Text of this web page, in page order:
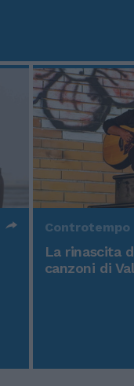
Controtempo
La rinascita
canzoni di